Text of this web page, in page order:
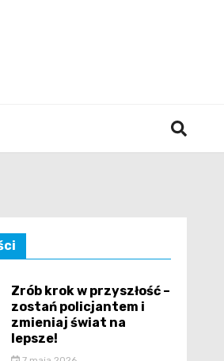
Zrób krok w przyszłość –
zostań policjantem i
zmieniaj świat na
lepsze!